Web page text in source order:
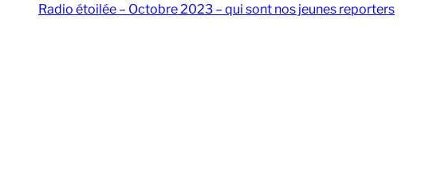
Radio étoilée – Octobre 2023 – qui sont nos jeunes reporters